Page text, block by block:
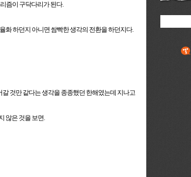
즘이 구닥다리가 된다.
화 하던지 아니면 쌈빡한 생각의 전환을 하던지다.
것만 같다는 생각을 종종했던 한해였는데 지나고
않은 것을 보면.